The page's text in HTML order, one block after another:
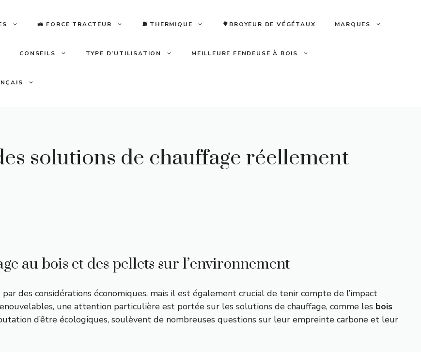
🚜 FORCE TRACTEUR ⛽️ THERMIQUE 🌳BROYEUR DE VÉGÉTAUX MARQUES
CONSEILS TYPE D’UTILISATION MEILLEURE FENDEUSE À BOIS
solutions de chauffage réellement
au bois et des pellets sur l’environnement
des considérations économiques, mais il est également crucial de tenir compte de l’impact
une attention particulière est portée sur les solutions de chauffage, comme les bois
d’être écologiques, soulèvent de nombreuses questions sur leur empreinte carbone et leur